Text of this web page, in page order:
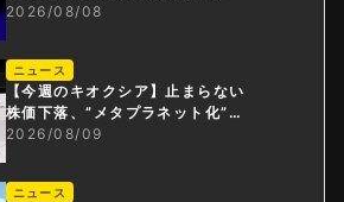
2026/08/08
ニュース
【今週のキオクシア】止まらない
株価下落、”メタプラネット化”の
指摘は本当？
2026/08/09
ニュース